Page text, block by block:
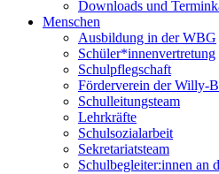
Downloads und
Menschen
Ausbildung in der WBG
Schüler*innenvertretung
Schulpflegschaft
Förderverein der Willy-
Schulleitungsteam
Lehrkräfte
Schulsozialarbeit
Sekretariatsteam
Schulbegleiter:innen an